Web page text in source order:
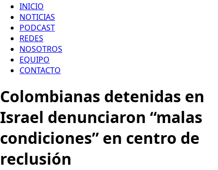
INICIO
NOTICIAS
PODCAST
REDES
NOSOTROS
EQUIPO
CONTACTO
Colombianas detenidas en
Israel denunciaron “malas
condiciones” en centro de
reclusión